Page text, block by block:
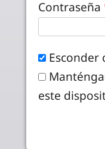
Contraseña
Esconder
este